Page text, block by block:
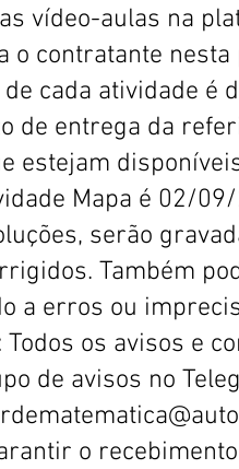
vídeo-aulas na
o contratante
cada atividade é
de entrega da
estejam
Mapa é 02/
serão
Também
a erros ou
Todos os avisos e
de avisos no
o